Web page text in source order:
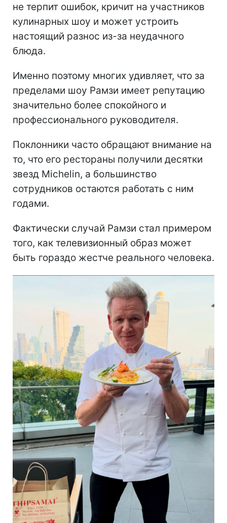
не терпит ошибок, кричит на участников
кулинарных шоу и может устроить
настоящий разнос из-за неудачного
блюда.
Именно поэтому многих удивляет, что за
пределами шоу Рамзи имеет репутацию
значительно более спокойного и
профессионального руководителя.
Поклонники часто обращают внимание на
то, что его рестораны получили десятки
звезд Michelin, а большинство
сотрудников остаются работать с ним
годами.
Фактически случай Рамзи стал примером
того, как телевизионный образ может
быть гораздо жестче реального человека.